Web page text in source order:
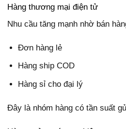
Hàng thương mại điện tử
Nhu cầu tăng mạnh nhờ bán
Đơn hàng lẻ
Hàng ship COD
Hàng sỉ cho đại lý
Đây là nhóm hàng có tần suất